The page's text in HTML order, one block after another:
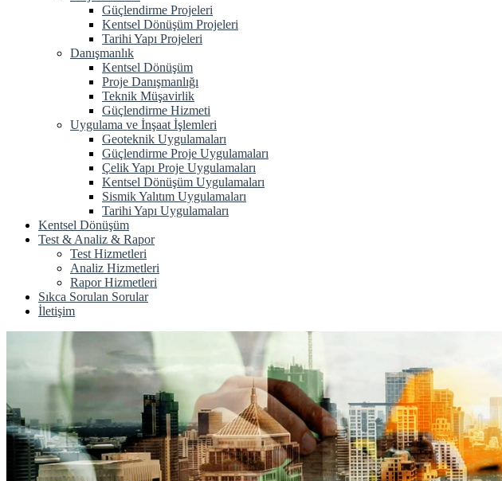
Güçlendirme Projeleri
Kentsel Dönüşüm Projeleri
Tarihi Yapı Projeleri
Danışmanlık
Kentsel Dönüşüm
Proje Danışmanlığı
Teknik Müşavirlik
Güçlendirme Hizmeti
Uygulama ve İnşaat İşlemleri
Geoteknik Uygulamaları
Güçlendirme Proje Uygulamaları
Çelik Yapı Proje Uygulamaları
Kentsel Dönüşüm Uygulamaları
Sismik Yalıtım Uygulamaları
Tarihi Yapı Uygulamaları
Kentsel Dönüşüm
Test & Analiz & Rapor
Test Hizmetleri
Analiz Hizmetleri
Rapor Hizmetleri
Sıkca Sorulan Sorular
İletişim